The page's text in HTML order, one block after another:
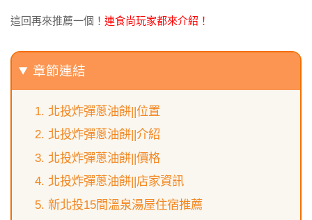
這回再來推薦一個！ 連食尚玩家都來介紹！
章節連結
北投炸彈蔥油餅||位置
北投炸彈蔥油餅||介紹
北投炸彈蔥油餅||價格
北投炸彈蔥油餅||店家資訊
新北投15間溫泉湯屋住宿推薦